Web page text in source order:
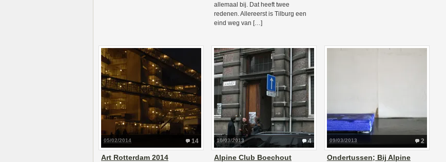
allemaal bij. Dat heeft twee
redenen. Allereerst is Tilburg een
eind weg van […]
14
05/02/2014
Art Rotterdam 2014
4
10/03/2013
Alpine Club Boechout
2
09/03/2013
Ondertussen; Bij Alpine